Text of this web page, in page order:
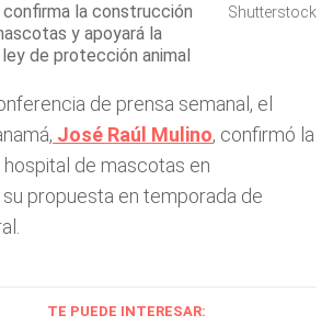
la construcción
y apoyará la
de protección animal
Shutterstock
de prensa semanal, el
José Raúl Mulino, confirmó la
de mascotas en
propuesta en temporada de
TE PUEDE INTERESAR: